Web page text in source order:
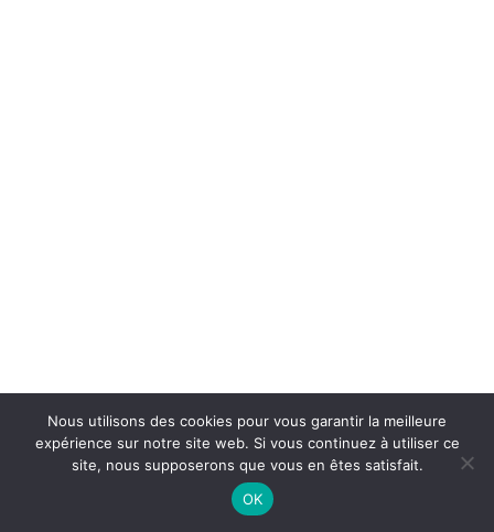
On Air : MICKEY BAKER
She's dynamite
Nous utilisons des cookies pour vous garantir la meilleure
expérience sur notre site web. Si vous continuez à utiliser ce
site, nous supposerons que vous en êtes satisfait.
OK